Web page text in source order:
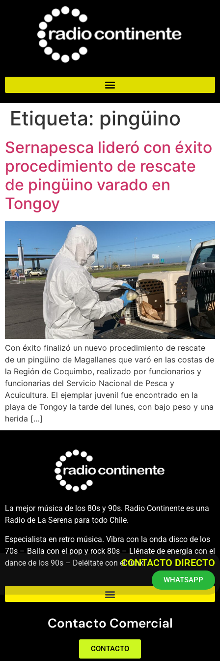
Etiqueta: pingüino
Sernapesca lideró con éxito
procedimiento de rescate
de pingüino varado en
Tongoy
Con éxito finalizó un nuevo procedimiento de rescate
de un pingüino de Magallanes que varó en las costas de
la Región de Coquimbo, realizado por funcionarios y
funcionarias del Servicio Nacional de Pesca y
Acuicultura. El ejemplar juvenil fue encontrado en la
playa de Tongoy la tarde del lunes, con bajo peso y una
herida […]
La mejor música de los 80s y 90s. Radio Continente es una
Radio de La Serena para todo Chile.
Especialista en retro música. Vibra con la onda disco de los
70s – Baila con el pop y rock 80s – Llénate de energía con el
dance de los 90s – Deléitate con el funk.
Contacto Comercial
CONTACTO
CONTACTO DIRECTO
WHATSAPP